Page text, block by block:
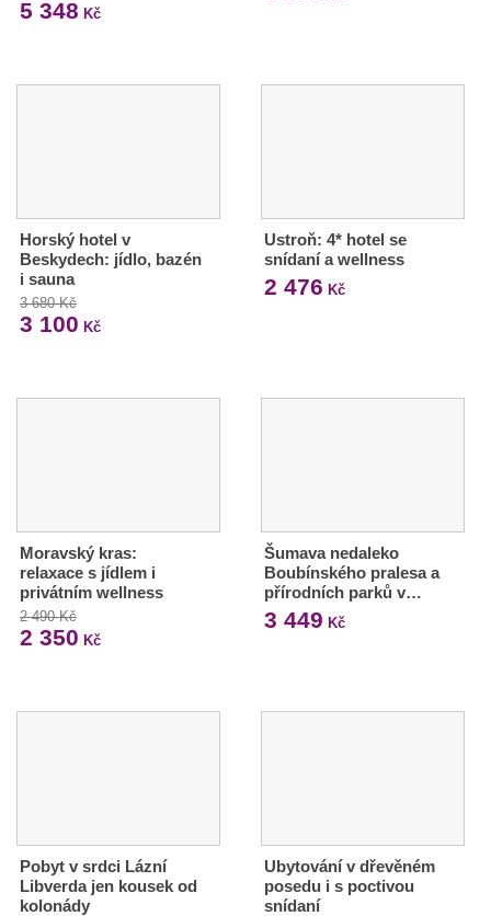
5 348 Kč
Horský hotel v
Beskydech: jídlo, bazén
i sauna
3 680 Kč
3 100 Kč
Ustroň: 4* hotel se
snídaní a wellness
2 476 Kč
Moravský kras:
relaxace s jídlem i
privátním wellness
2 490 Kč
2 350 Kč
Šumava nedaleko
Boubínského pralesa a
přírodních parků v…
3 449 Kč
Pobyt v srdci Lázní
Libverda jen kousek od
kolonády
Ubytování v dřevěném
posedu i s poctivou
snídaní